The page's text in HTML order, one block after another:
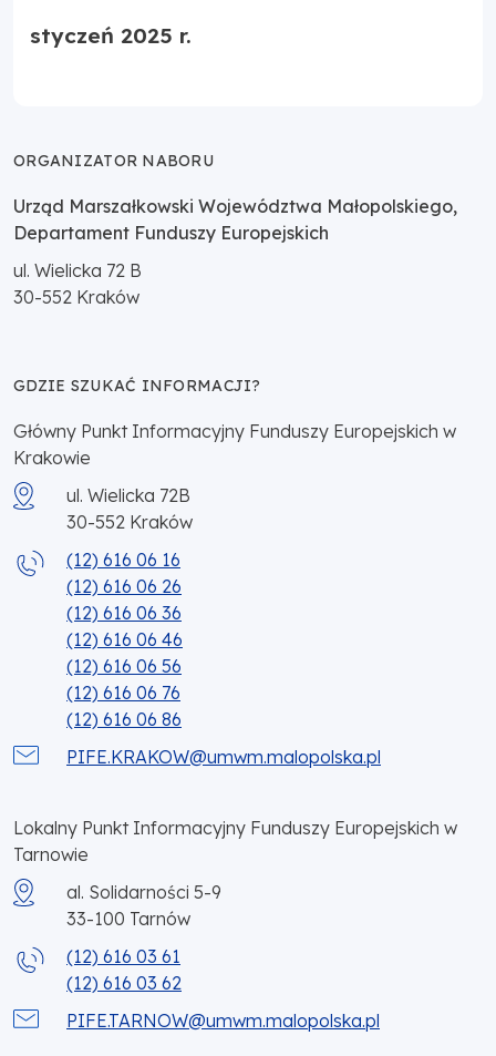
styczeń 2025 r.
ORGANIZATOR NABORU
Urząd Marszałkowski Województwa Małopolskiego,
Departament Funduszy Europejskich
ul. Wielicka 72 B
30-552 Kraków
GDZIE SZUKAĆ INFORMACJI?
Główny Punkt Informacyjny Funduszy Europejskich w
Krakowie
ul. Wielicka 72B
30-552 Kraków
(12) 616 06 16
(12) 616 06 26
(12) 616 06 36
(12) 616 06 46
(12) 616 06 56
(12) 616 06 76
(12) 616 06 86
PIFE.KRAKOW@umwm.malopolska.pl
Lokalny Punkt Informacyjny Funduszy Europejskich w
Tarnowie
al. Solidarności 5-9
33-100 Tarnów
(12) 616 03 61
(12) 616 03 62
PIFE.TARNOW@umwm.malopolska.pl